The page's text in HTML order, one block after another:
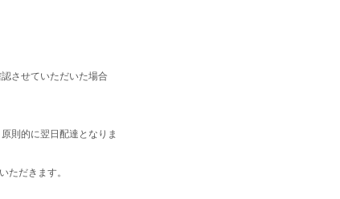
させていただいた場合
則的に翌日配達となりま
ただきます。